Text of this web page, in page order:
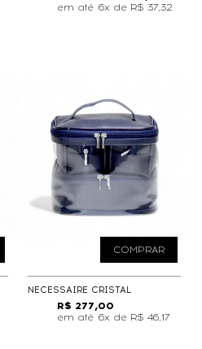
6x de R$ 37,32
COMPRAR
NECESSAIRE CRISTAL
R$ 277,00
6x de R$ 46,17